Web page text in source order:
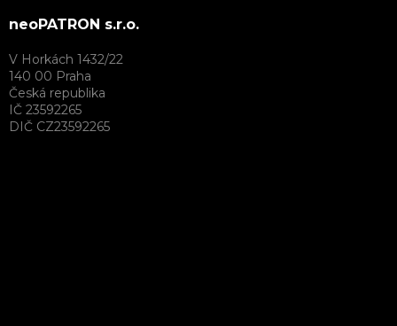
neoPATRON s.r.o.
V Horkách 1432/22
140 00 Praha
Česká republika
IČ 23592265
DIČ CZ23592265